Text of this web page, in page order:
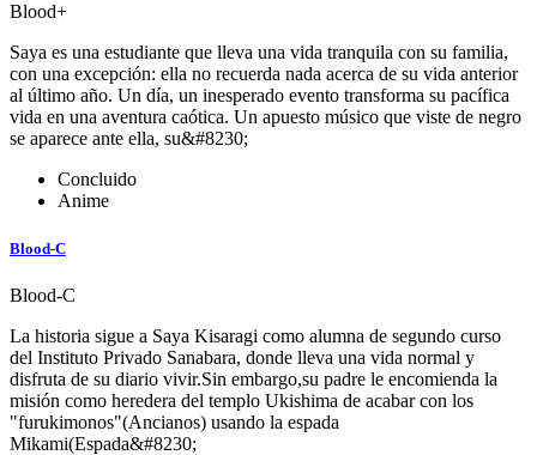
Blood+
Saya es una estudiante que lleva una vida tranquila con su familia,
con una excepción: ella no recuerda nada acerca de su vida anterior
al último año. Un día, un inesperado evento transforma su pacífica
vida en una aventura caótica. Un apuesto músico que viste de negro
se aparece ante ella, su&#8230;
Concluido
Anime
Blood-C
Blood-C
La historia sigue a Saya Kisaragi como alumna de segundo curso
del Instituto Privado Sanabara, donde lleva una vida normal y
disfruta de su diario vivir.Sin embargo,su padre le encomienda la
misión como heredera del templo Ukishima de acabar con los
"furukimonos"(Ancianos) usando la espada
Mikami(Espada&#8230;